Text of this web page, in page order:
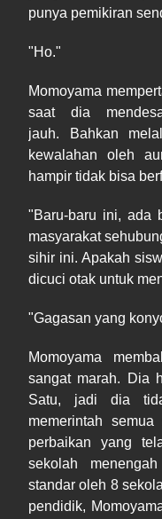
punya pemikiran
"Ho."
Momoyama
saat dia
jauh. Bahkan
kewalahan oleh
hampir tidak bisa
"Baru-baru ini, ada
masyarakat
sihir ini. Apakah
dicuci otak untuk
"Gagasan yang
Momoyama
sangat marah. Dia
Satu, jadi dia
memerintah
perbaikan yang
sekolah
standar oleh 8
pendidik,